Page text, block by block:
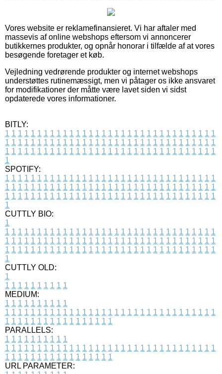
Vores website er reklamefinansieret. Vi har aftaler med
massevis af online webshops eftersom vi annoncerer
butikkernes produkter, og opnår honorar i tilfælde af at vores
besøgende foretager et køb.
Vejledning vedrørende produkter og internet webshops
understøttes rutinemæssigt, men vi påtager os ikke ansvaret
for modifikationer der måtte være lavet siden vi sidst
opdaterede vores informationer.
BITLY:
1 1 1 1 1 1 1 1 1 1 1 1 1 1 1 1 1 1 1 1 1 1 1 1 1 1 1 1 1 1 1 1 1
1 1 1 1 1 1 1 1 1 1 1 1 1 1 1 1 1 1 1 1 1 1 1 1 1 1 1 1 1 1 1 1 1
1 1 1 1 1 1 1 1 1 1 1 1 1 1 1 1 1 1 1 1 1 1 1 1 1 1 1 1 1 1 1 1 1
1
SPOTIFY:
1 1 1 1 1 1 1 1 1 1 1 1 1 1 1 1 1 1 1 1 1 1 1 1 1 1 1 1 1 1 1 1 1
1 1 1 1 1 1 1 1 1 1 1 1 1 1 1 1 1 1 1 1 1 1 1 1 1 1 1 1 1 1 1 1 1
1 1 1 1 1 1 1 1 1 1 1 1 1 1 1 1 1 1 1 1 1 1 1 1 1 1 1 1 1 1 1 1 1
1
CUTTLY BIO:
1
1 1 1 1 1 1 1 1 1 1 1 1 1 1 1 1 1 1 1 1 1 1 1 1 1 1 1 1 1 1 1 1 1
1 1 1 1 1 1 1 1 1 1 1 1 1 1 1 1 1 1 1 1 1 1 1 1 1 1 1 1 1 1 1 1 1
1 1 1 1 1 1 1 1 1 1 1 1 1 1 1 1 1 1 1 1 1 1 1 1 1 1 1 1 1 1 1 1 1
1
CUTTLY OLD:
1
1 1 1 1 1 1 1 1 1 1
MEDIUM:
1 1 1 1 1 1 1 1 1 1
1 1 1 1 1 1 1 1 1 1 1 1 1 1 1 1 1 1 1 1 1 1 1 1 1 1 1 1 1 1 1 1 1
1 1 1 1 1 1 1 1 1 1 1 1 1 1 1 1 1
PARALLELS:
1 1 1 1 1 1 1 1 1 1
1 1 1 1 1 1 1 1 1 1 1 1 1 1 1 1 1 1 1 1 1 1 1 1 1 1 1 1 1 1 1 1 1
1 1 1 1 1 1 1 1 1 1 1 1 1 1 1 1 1
URL PARAMETER: